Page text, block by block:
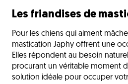
Les friandises de
Pour les chiens qui aiment
mastication Japhy offrent une
Elles répondent au besoin
procurant un véritable moment
solution idéale pour occuper